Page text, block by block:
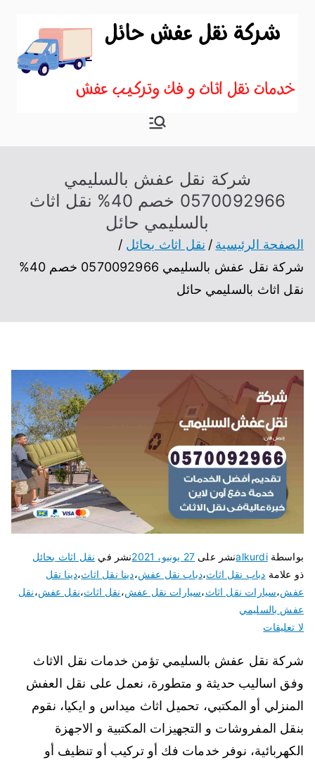
حائل
موقع آخر في نقل عفش
شركة نقل عفش بالسليمي
0570092966 خصم 40% نقل اثاث
بالسليمي حائل
الصفحة الرئيسية
نقل اثاث بحائل
شركة نقل عفش بالسليمي 0570092966 خصم 40%
نقل اثاث بالسليمي حائل
بواسطةalkurdiنشر على 27 يونيو، 2021 نشر في نقل اثاث بحائل
ذو علامة دباب نقل اثاث،دباب نقل عفش،دينا نقل اثاث،دينا نقل
عفش،سيارات نقل اثاث،سيارات نقل عفش،نقل اثاث،نقل عفش،نقل
عفش بالسليمي
لا تعليقات
شركة نقل عفش بالسليمي تؤمن خدمات نقل الاثاث
وفق اساليب حديثة و متطورة، نعمل على نقل العفش
المنزلي أو المكتبي، تحميل اثاث ميداس و ايكيا، نقوم
بنقل المفروشات و التجهيزات المكتبية و الاجهزة
الكهربائية، نوفر خدمات فك أو تركيب أو تنظيف أو